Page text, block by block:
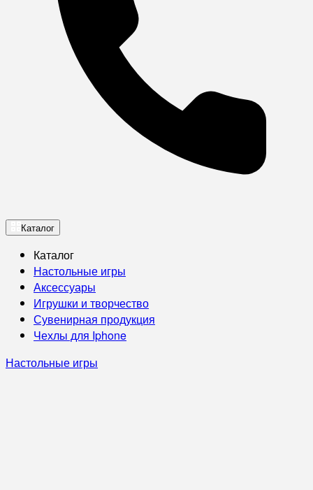
Каталог
Каталог
Настольные игры
Аксессуары
Игрушки и творчество
Сувенирная продукция
Чехлы для Iphone
Настольные игры